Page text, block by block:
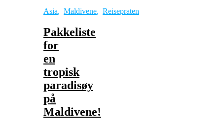
Asia, Maldivene, Reisepraten
Pakkeliste
for
en
tropisk
paradisøy
på
Maldivene!